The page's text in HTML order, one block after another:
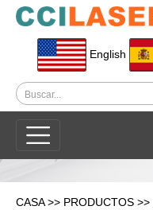
English
CASA>> PRODUCTOS >>